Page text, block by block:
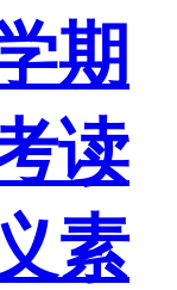
期
读
素